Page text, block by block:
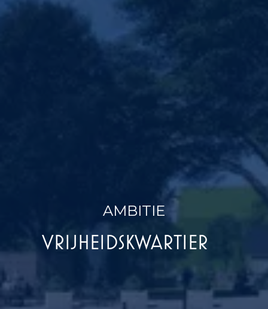
AMBITIE
VRIJHEIDSKWARTIER